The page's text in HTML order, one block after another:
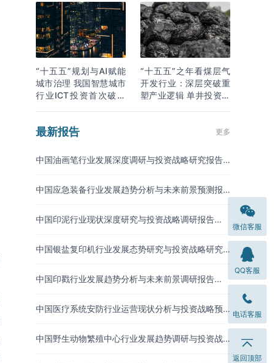
“十五五”规划与AI赋能
城市治理 我国智慧城市
行业ICT投资首次破万
“十五五”之年看煤层气
开发行业：深层突破重
塑产业逻辑 单井投资成
最新报告 更多
中国油画笔行业发展深度调研与投资战略研究报告
中国应急装备行业发展趋势分析与未来前景预测报
中国印泥行业现状深度研究与投资战略调研报告
中国银盐复印机行业发展态势研究与投资战略研究
中国印戳行业发展趋势分析与未来前景调研报告
中国医疗系统安防行业运营现状分析与投资战略预
中国野生动物繁殖中心行业发展趋势调研与投资战
微信客服
QQ客服
电话客服
返回顶部